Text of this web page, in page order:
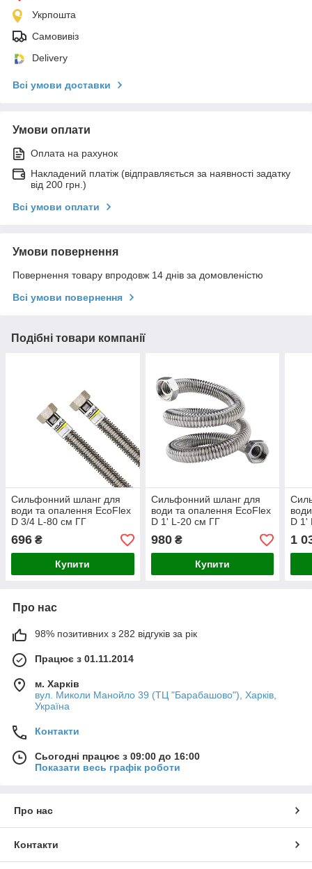
Укрпошта
Самовивіз
Delivery
Всі умови доставки
Умови оплати
Оплата на рахунок
Накладений платіж (відправляється за наявності задатку
від 200 грн.)
Всі умови оплати
Умови повернення
Повернення товару впродовж 14 днів за домовленістю
Всі умови повернення
Подібні товари компанії
Cильфонний шланг для
води та опалення EcoFlex
D 3/4 L-80 см ГГ
696 ₴
Купити
Cильфонний шланг для
води та опалення EcoFlex
D 1' L-20 см ГГ
980₴
Купити
D 1'
1
Про нас
98% позитивних з 282 відгуків за рік
Працює з 01.11.2014
м. Харків
вул. Миколи Манойло 39 (ТЦ "Барабашово"), Харків,
Україна
Контакти
Сьогодні працює з 09:00 до 16:00
Показати весь графік роботи
Про нас
Контакти